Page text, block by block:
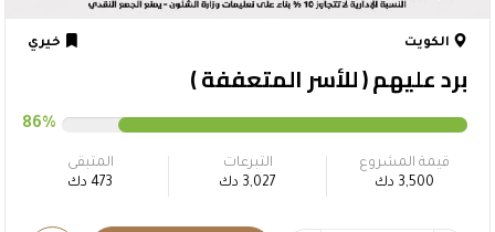
الكويت خيري
برد عليهم ( للأسر المتعففة )
86%
قيمة المشروع
3,500 دك
التبرعات
3,027 دك
المتبقى
473 دك